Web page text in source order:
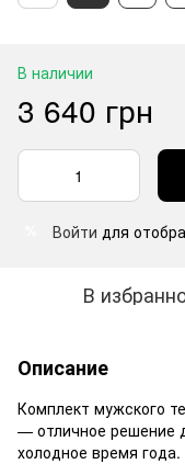
В наличии
3 640 грн
Войти для
В
Описание
Комплект мужского
— отличное решение
холодное время года.